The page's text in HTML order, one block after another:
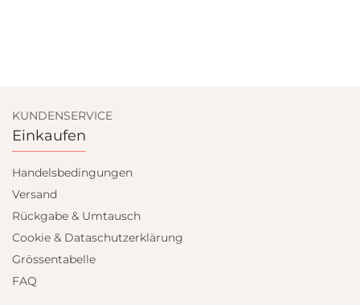
KUNDENSERVICE
Einkaufen
Handelsbedingungen
Versand
Rückgabe & Umtausch
Cookie & Dataschutzerklärung
Grössentabelle
FAQ